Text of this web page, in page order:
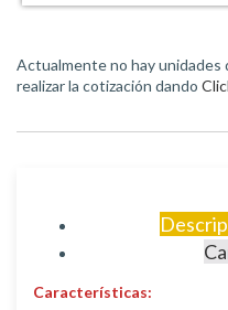
Actualmente no hay
realizar la cotización dando
Características: